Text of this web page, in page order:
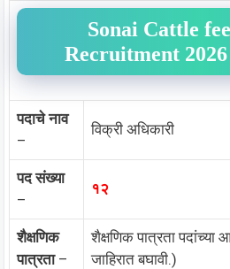
Sonai Cattle
Recruitment
पदाचे नाव
–
विक्री अधिकारी
पद संख्या
–
१२
शैक्षणिक
पात्रता–
शैक्षणिक पात्रता
जाहिरात बघावी.)